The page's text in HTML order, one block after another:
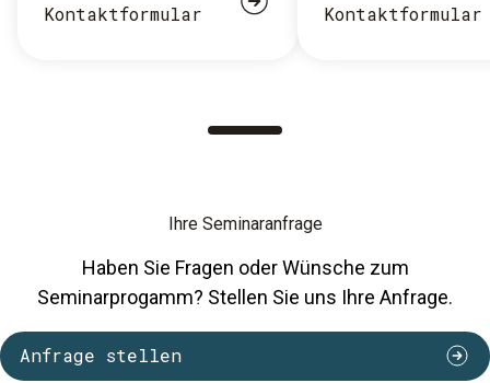
Kontaktformular
Kontaktformular
Ihre Seminaranfrage
Haben Sie Fragen oder Wünsche zum
Seminarprogamm? Stellen Sie uns Ihre Anfrage.
Anfrage stellen